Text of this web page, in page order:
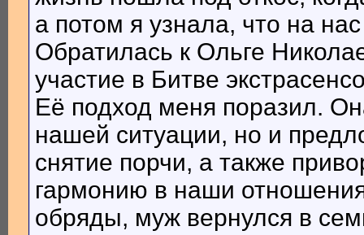
а потом я узнала, что на
Обратилась к Ольге
участие в Битве
Её подход меня поразил.
нашей ситуации, но и
снятие порчи, а также
гармонию в наши
обряды, муж вернулся в